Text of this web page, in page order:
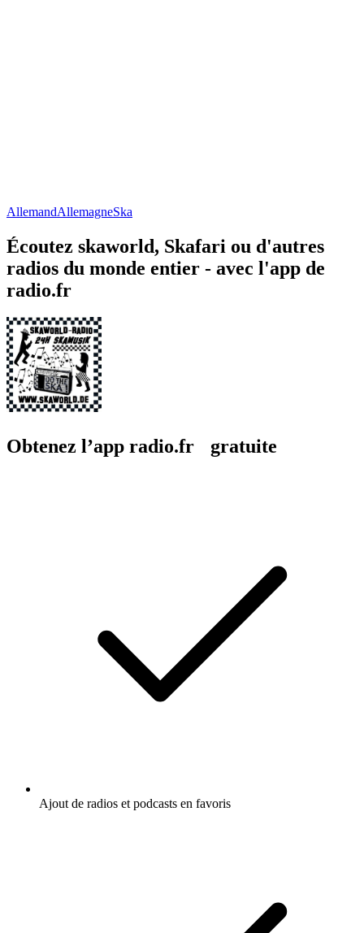
AllemandAllemagneSka
Écoutez skaworld, Skafari ou d'autres
radios du monde entier - avec l'app de
radio.fr
Obtenez l’app radio.fr gratuite
Ajout de radios et podcasts en favoris